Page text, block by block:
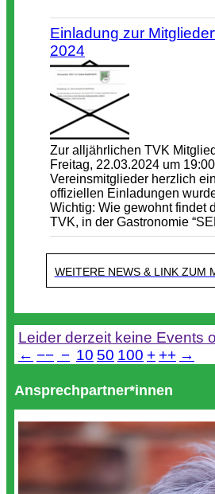
Einladung zur
2024
Zur alljährlichen TVK
Freitag, 22.03.2024 um
Vereinsmitglieder herzlich
offiziellen Einladungen
Wichtig: Wie gewohnt findet
TVK, in der Gastronomie
WEITERE NEWS & LINK ZUM
Leider derzeit keine Events
← −− − 10 50 100 + ++ →
Ansprechpartner*innen